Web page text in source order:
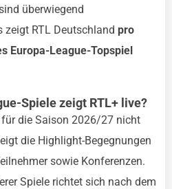
überwiegend
RTL Deutschland pro
Europa-League-Topspiel
Spiele zeigt RTL+ live?
die Saison 2026/27 nicht
die Highlight-Begegnungen
sowie Konferenzen.
Spiele richtet sich nach dem